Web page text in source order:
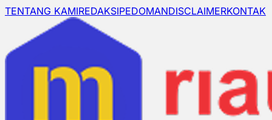
TENTANG KAMIREDAKSIPEDOMANDISCLAIMERKONTAK